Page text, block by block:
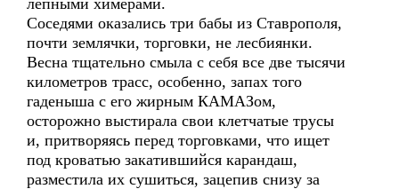
лепными химерами.
Соседями оказались три бабы из Ставрополя,
почти землячки, торговки, не лесбиянки.
Весна тщательно смыла с себя все две тысячи
километров трасс, особенно, запах того
гаденыша с его жирным КАМАЗом,
осторожно выстирала свои клетчатые трусы
и, притворяясь перед торговками, что ищет
под кроватью закатившийся карандаш,
разместила их сушиться, зацепив снизу за